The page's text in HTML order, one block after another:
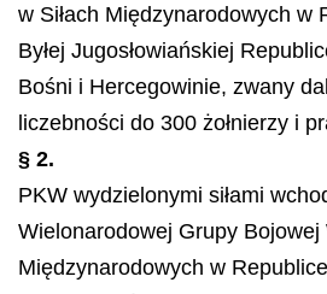
w Siłach Międzynarodowych w
Byłej Jugosłowiańskiej
Bośni i Hercegowinie, zwany
liczebności do 300 żołnierzy i
§ 2.
PKW wydzielonymi siłami
Wielonarodowej Grupy Bojowej
Międzynarodowych w